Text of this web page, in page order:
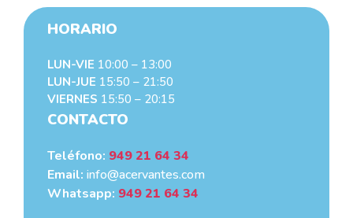
HORARIO
LUN-VIE 10:00 – 13:00
LUN-JUE 15:50 – 21:50
VIERNES 15:50 – 20:15
CONTACTO
Teléfono: 949 21 64 34
Email: info@acervantes.com
Whatsapp: 949 21 64 34